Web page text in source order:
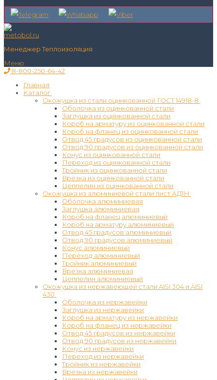
Менеджер Теплоизоляция
Меню
8-800-250-64-42
Главная
Каталог
Окожушка из стали оцинкованной ГОСТ 14918-8
Оболочка из оцинкованной стали
Заглушка из оцинкованной стали
Короб на арматуру из оцинкованной стали
Короб на фланец из оцинкованной стали
Отвод 45 градусов из оцинкованной стали
Отвод 90 градусов из оцинкованной стали
Конус из оцинкованной стали
Переход из оцинкованной стали
Тройник из оцинкованной стали
Врезка из оцинкованной стали
Цеппелин из оцинкованной стали
Окожушка из алюминиевой стали лист АД1Н
Оболочка алюминиевая
Заглушка алюминиевая
Короб на фланец алюминиевый
Короб на арматуру алюминиевый
Отвод 45 градусов алюминиевый
Отвод 90 градусов алюминиевый
Конус алюминиевый
Переход алюминиевый
Тройник алюминиевый
Врезка алюминиевая
Цеппелин алюминиевый
Окожушка из нержавеющей стали AISI 304 и AISI
430
Оболочка из нержавейки
Заглушка из нержавейки
Короб на арматуру из нержавейки
Короб на фланец из нержавейки
Отвод 45 градусов из нержавейки
Отвод 90 градусов из нержавейки
Конус из нержавейки
Переход из нержавейки
Тройник из нержавейки
Врезка из нержавейки